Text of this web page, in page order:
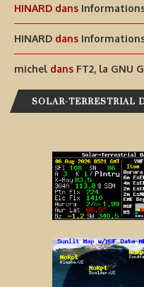
HINARD dans
HINARD dans
michel dans FT2, la GNU
SOLAR-TERRESTRIAL